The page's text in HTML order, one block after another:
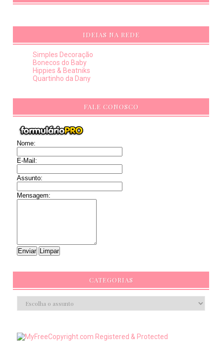
IDEIAS NA REDE
Simples Decoração
Bonecos do Baby
Hippies & Beatniks
Quartinho da Dany
FALE CONOSCO
Nome:
E-Mail:
Assunto:
Mensagem:
CATEGORIAS